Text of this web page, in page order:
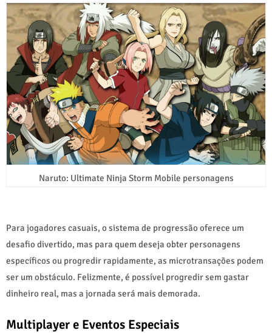
Naruto: Ultimate Ninja Storm Mobile personagens
Para jogadores casuais, o sistema de progressão oferece um
desafio divertido, mas para quem deseja obter personagens
específicos ou progredir rapidamente, as microtransações podem
ser um obstáculo. Felizmente, é possível progredir sem gastar
dinheiro real, mas a jornada será mais demorada.
Multiplayer e Eventos Especiais